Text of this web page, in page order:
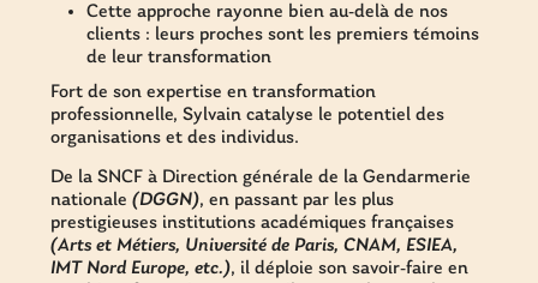
Cette approche rayonne bien au-delà de nos
clients : leurs proches sont les premiers témoins
de leur transformation
Fort de son expertise en transformation
professionnelle, Sylvain catalyse le potentiel des
organisations et des individus.
De la SNCF à Direction générale de la Gendarmerie
nationale (DGGN), en passant par les plus
prestigieuses institutions académiques françaises
(Arts et Métiers, Université de Paris, CNAM, ESIEA,
IMT Nord Europe, etc.), il déploie son savoir-faire en